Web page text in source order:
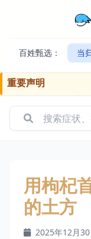
百姓甄选： 当
重要声明
用枸杞
的土方
2025年12月30